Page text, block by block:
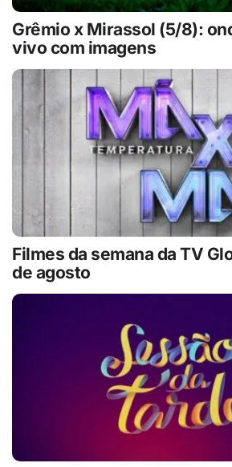
Grêmio x Mirassol (5/8):
vivo com imagens
Filmes da semana da TV
de agosto